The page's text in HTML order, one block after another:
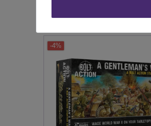
Das passt zu
-4%